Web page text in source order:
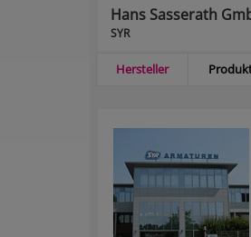
Hans Sasserath
SYR
Hersteller